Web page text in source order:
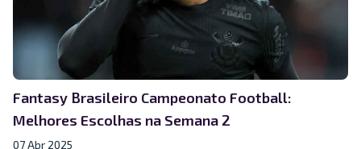
Fantasy Brasileiro Campeonato Football:
Melhores Escolhas na Semana 2
07 Abr 2025